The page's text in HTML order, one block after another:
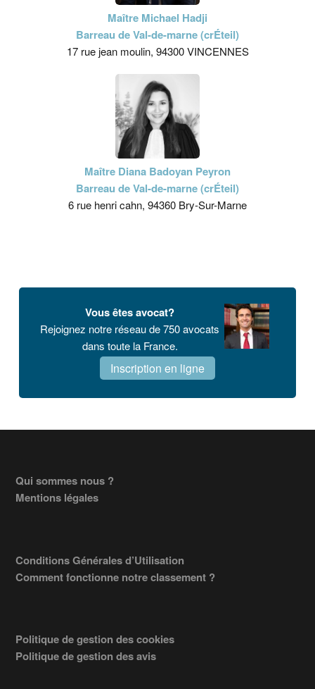
Maître Michael Hadji
Barreau de Val-de-marne (crÉteil)
17 rue jean moulin, 94300 VINCENNES
Maître Diana Badoyan Peyron
Barreau de Val-de-marne (crÉteil)
6 rue henri cahn, 94360 Bry-Sur-Marne
Vous êtes avocat?
Rejoignez notre réseau de 750 avocats
dans toute la France.
Inscription en ligne
Footer
Qui sommes nous ?
Mentions légales
Conditions Générales d’Utilisation
Comment fonctionne notre classement ?
Politique de gestion des cookies
Politique de gestion des avis